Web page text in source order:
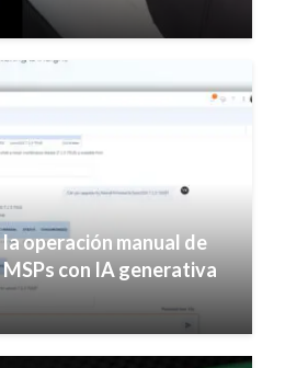
operación manual de
con IA generativa